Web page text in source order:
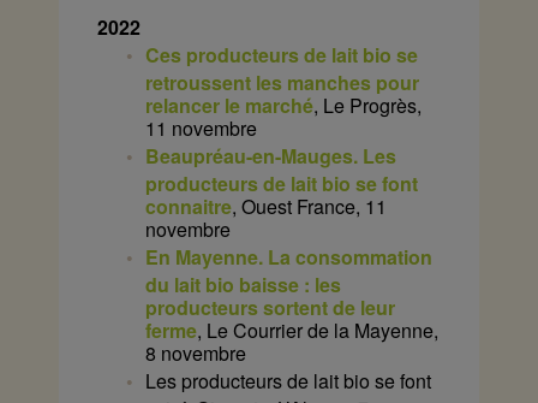
2022
Ces producteurs de lait bio se
retroussent les manches pour
relancer le marché, Le Progrès,
11 novembre
Beaupréau-en-Mauges. Les
producteurs de lait bio se font
connaitre, Ouest France, 11
novembre
En Mayenne. La consommation
du lait bio baisse : les
producteurs sortent de leur
ferme, Le Courrier de la Mayenne,
8 novembre
Les producteurs de lait bio se font